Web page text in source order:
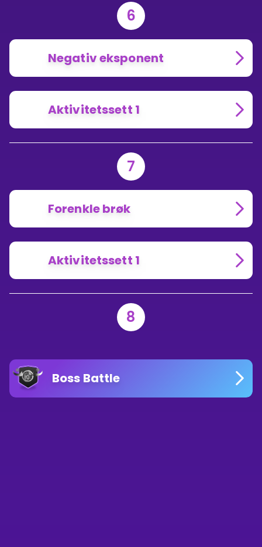
6
Negativ eksponent
Aktivitetssett 1
7
Forenkle brøk
Aktivitetssett 1
8
Boss Battle